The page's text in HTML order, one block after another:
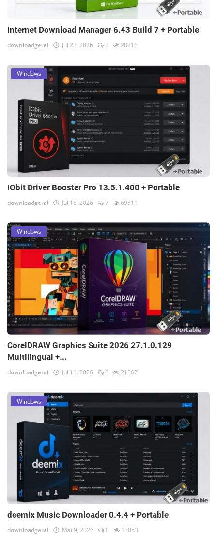
Internet Download Manager 6.43 Build 7 + Portable
downloadgeral Jul 23, 2026 2 28216
Windows
IObit Driver Booster Pro 13.5.1.400 + Portable
downloadgeral Jul 16, 2026 7 69811
Windows
CorelDRAW Graphics Suite 2026 27.1.0.129
Multilingual +...
downloadgeral Jul 11, 2026 0 21567
Windows
deemix Music Downloader 0.4.4 + Portable
downloadgeral Mai 9, 2026 0 13053